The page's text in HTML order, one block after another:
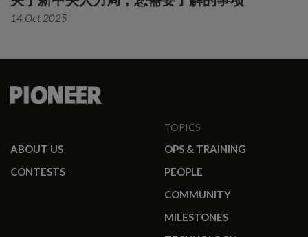
14 Oct 2025
ABOUT US
CONTESTS
TOPICS
OPS & TRAINING
PEOPLE
COMMUNITY
MILESTONES